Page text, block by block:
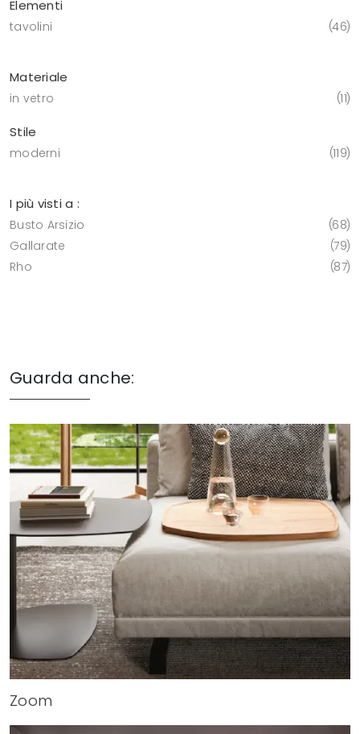
Elementi
tavolini 46
Materiale
in vetro 11
Stile
moderni 119
I più visti a :
Busto Arsizio
68
Gallarate
79
Rho
87
Guarda anche:
Zoom